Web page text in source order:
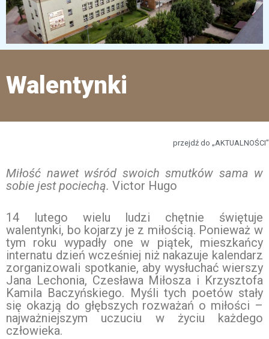
Walentynki
przejdź do „AKTUALNOŚCI”
Miłość nawet wśród swoich smutków sama w
sobie jest pociechą. Victor Hugo
14 lutego wielu ludzi chętnie świętuje
walentynki, bo kojarzy je z miłością. Ponieważ w
tym roku wypadły one w piątek, mieszkańcy
internatu dzień wcześniej niż nakazuje kalendarz
zorganizowali spotkanie, aby wysłuchać wierszy
Jana Lechonia, Czesława Miłosza i Krzysztofa
Kamila Baczyńskiego. Myśli tych poetów stały
się okazją do głębszych rozważań o miłości –
najważniejszym uczuciu w życiu każdego
człowieka.